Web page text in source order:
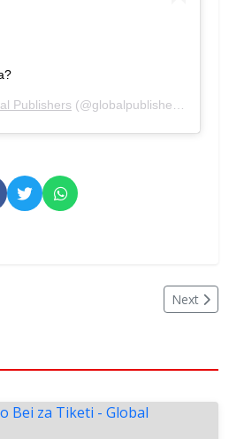
Publishers (@globalpublishers) on
Next